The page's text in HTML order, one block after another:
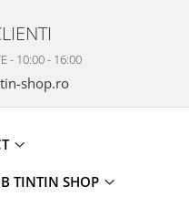
- 10:00 - 16:00
shop.ro
TINTIN SHOP